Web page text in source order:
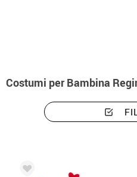
Costumi per Bambina